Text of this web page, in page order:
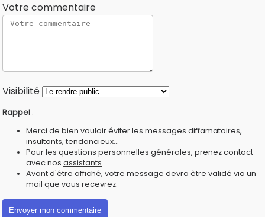
Votre commentaire
Visibilité
Rappel :
Merci de bien vouloir éviter les messages diffamatoires,
insultants, tendancieux...
Pour les questions personnelles générales, prenez contact
avec nos assistants
Avant d'être affiché, votre message devra être validé via un
mail que vous recevrez.